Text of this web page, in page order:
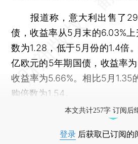
报道称，意大利出售了29
债，收益率从5月末的6.03%上
数为1.28，低于5月份的1.4倍
亿欧元的5年期国债，收益率
收益率为5.66%。相比5月1.35
购倍数为1.54。
本文共计257字 订阅后
登录 后获取已订阅的